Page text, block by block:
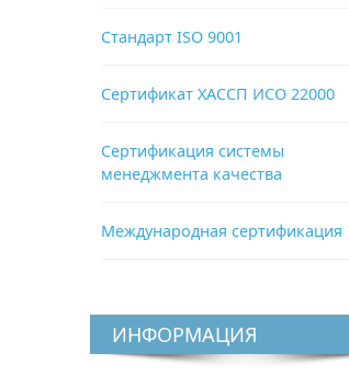
Стандарт ISO 9001
Сертификат ХАССП ИСО 22000
Сертификация системы
менеджмента качества
Международная сертификация
ИНФОРМАЦИЯ